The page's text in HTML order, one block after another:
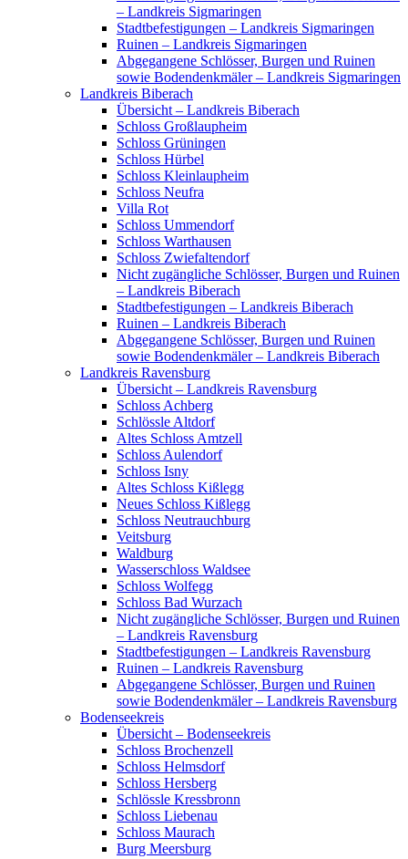
– Landkreis Sigmaringen
Stadtbefestigungen – Landkreis Sigmaringen
Ruinen – Landkreis Sigmaringen
Abgegangene Schlösser, Burgen und Ruinen
sowie Bodendenkmäler – Landkreis Sigmaringen
Landkreis Biberach
Übersicht – Landkreis Biberach
Schloss Großlaupheim
Schloss Grüningen
Schloss Hürbel
Schloss Kleinlaupheim
Schloss Neufra
Villa Rot
Schloss Ummendorf
Schloss Warthausen
Schloss Zwiefaltendorf
Nicht zugängliche Schlösser, Burgen und Ruinen
– Landkreis Biberach
Stadtbefestigungen – Landkreis Biberach
Ruinen – Landkreis Biberach
Abgegangene Schlösser, Burgen und Ruinen
sowie Bodendenkmäler – Landkreis Biberach
Landkreis Ravensburg
Übersicht – Landkreis Ravensburg
Schloss Achberg
Schlössle Altdorf
Altes Schloss Amtzell
Schloss Aulendorf
Schloss Isny
Altes Schloss Kißlegg
Neues Schloss Kißlegg
Schloss Neutrauchburg
Veitsburg
Waldburg
Wasserschloss Waldsee
Schloss Wolfegg
Schloss Bad Wurzach
Nicht zugängliche Schlösser, Burgen und Ruinen
– Landkreis Ravensburg
Stadtbefestigungen – Landkreis Ravensburg
Ruinen – Landkreis Ravensburg
Abgegangene Schlösser, Burgen und Ruinen
sowie Bodendenkmäler – Landkreis Ravensburg
Bodenseekreis
Übersicht – Bodenseekreis
Schloss Brochenzell
Schloss Helmsdorf
Schloss Hersberg
Schlössle Kressbronn
Schloss Liebenau
Schloss Maurach
Burg Meersburg